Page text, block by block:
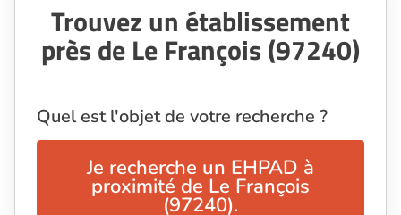
Trouvez un établissement
près de Le François (97240)
Quel est l'objet de votre recherche ?
Je recherche un EHPAD à
proximité de Le François
(97240).